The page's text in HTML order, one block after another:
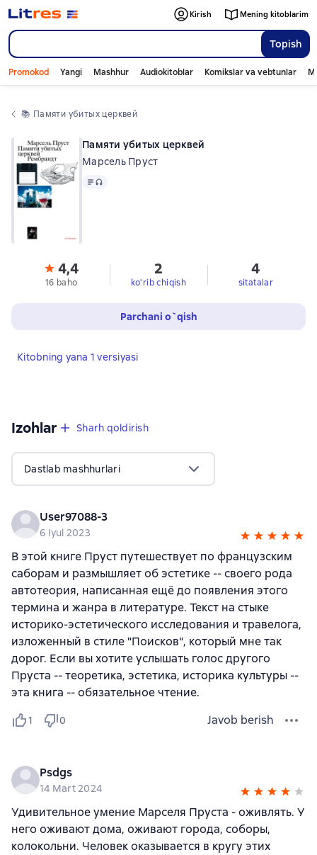
Topish
Kirish Mening kitoblarim
Promokod Yangi Mashhur Audiokitoblar Komikslar va vebtunlar
📚 Памяти убитых церквей
Izohlar 2 sharhlar
Sharh qoldirish
Dastlab mashhurlari
User97088-3
6 Iyul 2023
В этой книге Пруст путешествует по французским
саборам и размышляет об эстетике -- своего рода
автотеория, написанная ещё до появления этого
термина и жанра в литературе. Текст на стыке
историко-эстетического исследования и травелога,
изложенный в стиле "Поисков", который мне так
дорог. Если вы хотите услышать голос другого
Пруста -- теоретика, эстетика, историка культуры --
эта книга -- обязательное чтение.
1 0 Javob berish
Psdgs
14 Mart 2024
Удивительное умение Марселя Пруста - оживлять. У
него оживают дома, оживают города, соборы,
колокольни. Человек оказывается в кругу этих
Памяти убитых церквей
Марсель Пруст
Matn
4,4
16 baho
2
ko'rib chiqish
4
sitatalar
Parchani o`qish
Kitobning yana 1 versiyasi